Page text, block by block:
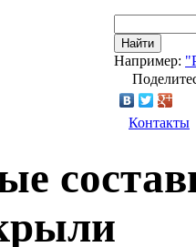
Найти
Например:
Контакты